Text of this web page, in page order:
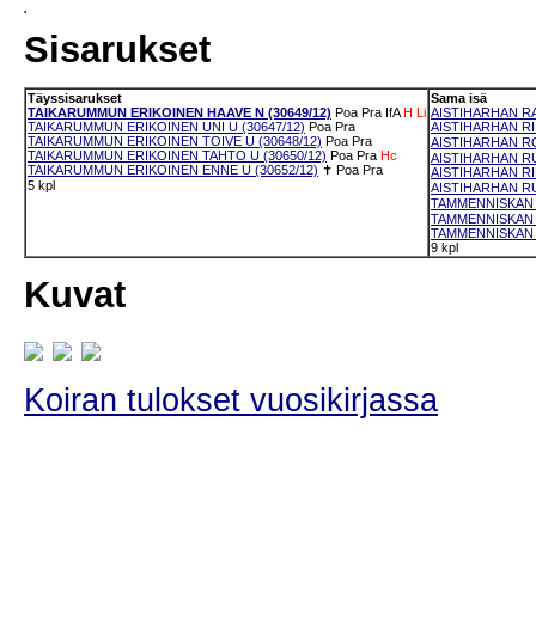
Sisarukset
Täyssisarukset
TAIKARUMMUN ERIKOINEN HAAVE N (30649/12) Poa Pra IfA H Li
TAIKARUMMUN ERIKOINEN UNI U (30647/12) Poa Pra
TAIKARUMMUN ERIKOINEN TOIVE U (30648/12) Poa Pra
TAIKARUMMUN ERIKOINEN TAHTO U (30650/12) Poa Pra Hc
TAIKARUMMUN ERIKOINEN ENNE U (30652/12) ✝ Poa Pra
5 kpl
Sama isä
AISTIHARHAN
AISTIHARHAN
AISTIHARHAN
AISTIHARHAN
AISTIHARHAN
AISTIHARHAN
9 kpl
Kuvat
Koiran tulokset vuosikirjassa